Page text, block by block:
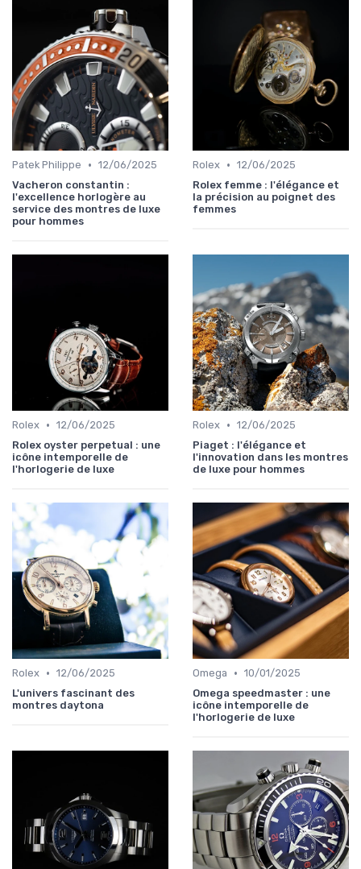
Patek Philippe • 12/06/2025
Vacheron constantin :
l'excellence horlogère au
service des montres de luxe
pour hommes
Rolex • 12/06/2025
Rolex femme : l'élégance et
la précision au poignet des
femmes
Rolex • 12/06/2025
Rolex oyster perpetual : une
icône intemporelle de
l'horlogerie de luxe
Rolex • 12/06/2025
Piaget : l'élégance et
l'innovation dans les montres
de luxe pour hommes
Rolex • 12/06/2025
L'univers fascinant des
montres daytona
Omega • 10/01/2025
Omega speedmaster : une
icône intemporelle de
l'horlogerie de luxe